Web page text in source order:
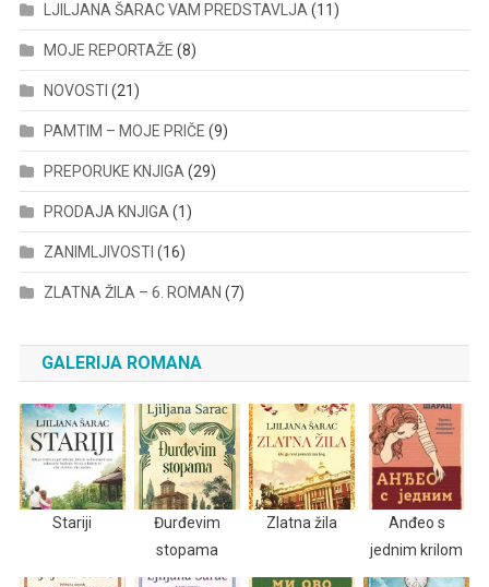
LJILJANA ŠARAC VAM PREDSTAVLJA (11)
MOJE REPORTAŽE (8)
NOVOSTI (21)
PAMTIM – MOJE PRIČE (9)
PREPORUKE KNJIGA (29)
PRODAJA KNJIGA (1)
ZANIMLJIVOSTI (16)
ZLATNA ŽILA – 6. ROMAN (7)
GALERIJA ROMANA
Stariji
Đurđevim
stopama
Zlatna žila
Anđeo s
jednim krilom